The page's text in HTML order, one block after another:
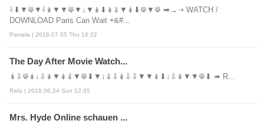
⇩⬇▼⟱▼⇩↡▼▼⟱▼↓▼↡⬇↡⇓▼↡⬇⟱▼⟱ ➡→➝ WATCH /
DOWNLOAD Paris Can Wait ⇦&#...
Pamela | 2018.07.05 Thu 16:22
The Day After Movie Watch...
↡⇩⟱↡↓⇩↡▼↡⇓▼⟱⬇▼↓⇓⇩↡⇩⇩▼▼↡⬇↓⇩↡▼▼⟱⬇ ➠ R...
Rafa | 2018.06.24 Sun 12:35
Mrs. Hyde Online schauen ...